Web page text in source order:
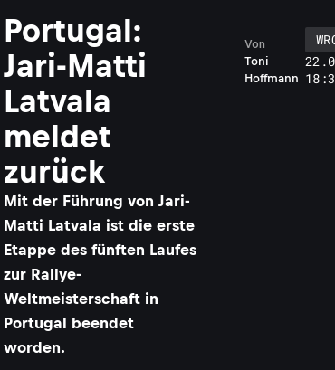
Portugal:
Jari-Matti
Latvala
meldet
zurück
Mit der Führung von Jari-
Matti Latvala ist die erste
Etappe des fünften Laufes
zur Rallye-
Weltmeisterschaft in
Portugal beendet
worden.
Toni
Hoffmann
Von